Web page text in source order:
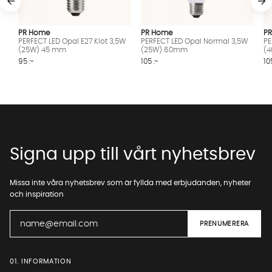
PR Home
PERFECT LED Opal E27 Klot 3,5W
(25W) 45 mm
95 :-
PR Home
PERFECT LED Opal Normal 3,5W
(25W) 60mm
105 :-
Signa upp till vårt nyhetsbrev
Missa inte våra nyhetsbrev som är fyllda med erbjudanden, nyheter
och inspiration
01. INFORMATION